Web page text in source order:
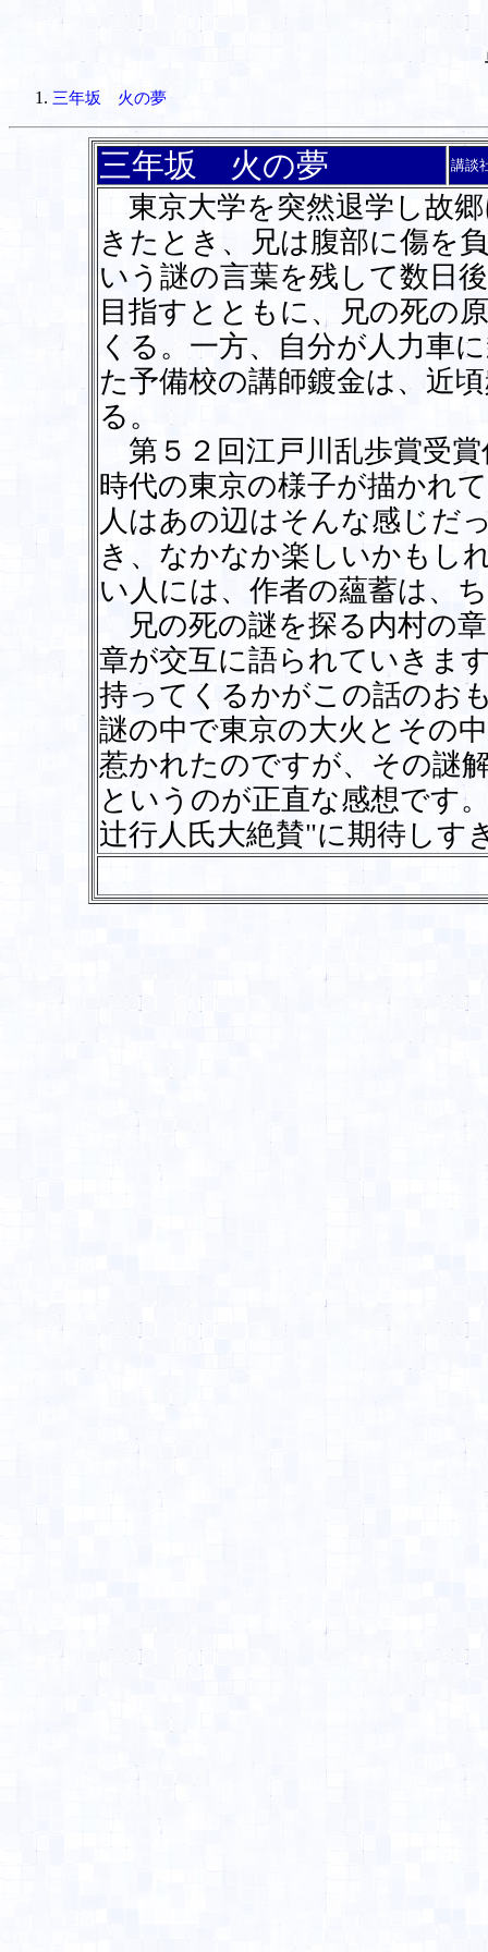
三年坂 火の夢
三年坂 火の夢 講談
東京大学を突然退学し故
きたとき、兄は腹部に傷を
いう謎の言葉を残して数日
目指すとともに、兄の死の
くる。一方、自分が人力車
た予備校の講師鍍金は、近
る。
第５２回江戸川乱歩賞受
時代の東京の様子が描かれ
人はあの辺はそんな感じだ
き、なかなか楽しいかもし
い人には、作者の蘊蓄は、
兄の死の謎を探る内村の
章が交互に語られていきま
持ってくるかがこの話のお
謎の中で東京の大火とその
惹かれたのですが、その謎
というのが正直な感想です
辻行人氏大絶賛"に期待しす